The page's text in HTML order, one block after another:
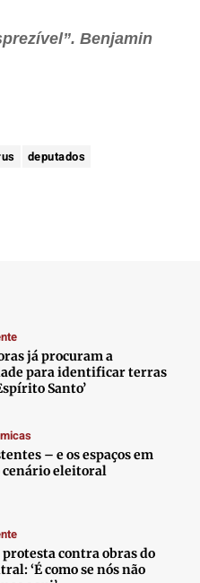
Benjamin
deputados
já procuram a
para identificar terras
Santo’
– e os espaços em
cenário eleitoral
contra obras do
‘É como se nós não